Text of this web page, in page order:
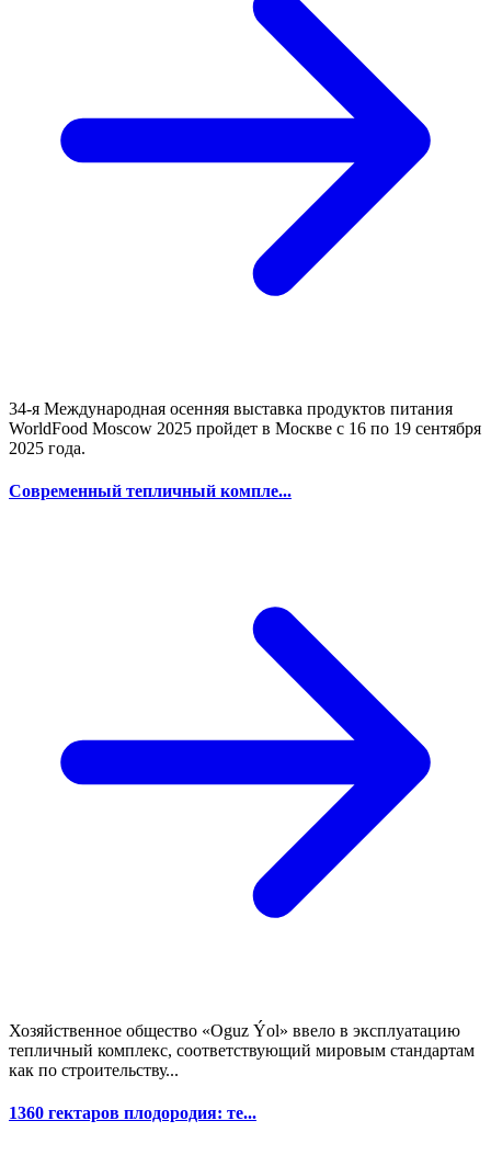
34-я Международная осенняя выставка продуктов питания
WorldFood Moscow 2025 пройдет в Москве с 16 по 19 сентября
2025 года.
Современный тепличный компле...
Хозяйственное общество «Oguz Ýol» ввело в эксплуатацию
тепличный комплекс, соответствующий мировым стандартам
как по строительству...
1360 гектаров плодородия: те...